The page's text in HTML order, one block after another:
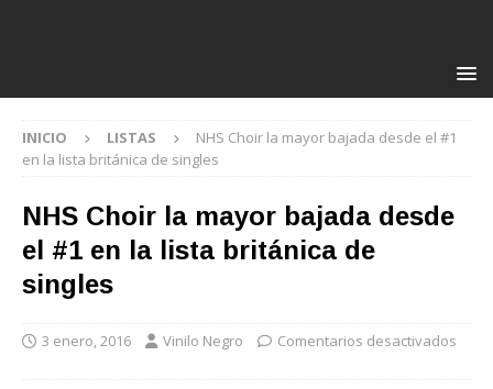
INICIO LISTAS
NHS Choir la mayor bajada desde el #1
en la lista británica de singles
NHS Choir la mayor bajada desde
el #1 en la lista británica de
singles
3 enero, 2016 Vinilo Negro Comentarios desactivados